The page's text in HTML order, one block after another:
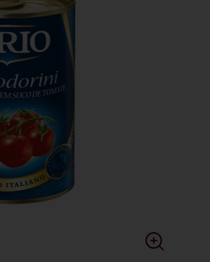
10º italiano